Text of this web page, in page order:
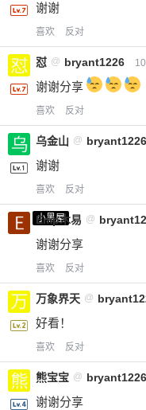
谢谢
喜欢 反对
怼 @ bryant1226
谢谢分享
喜欢 反对
乌金山 @ bryant1226
谢谢
喜欢 反对
小黑屋
Emp木易 @
谢谢分享
喜欢 反对
万象界天 @
好看！
喜欢 反对
熊宝宝 @ bryant1226
谢谢分享